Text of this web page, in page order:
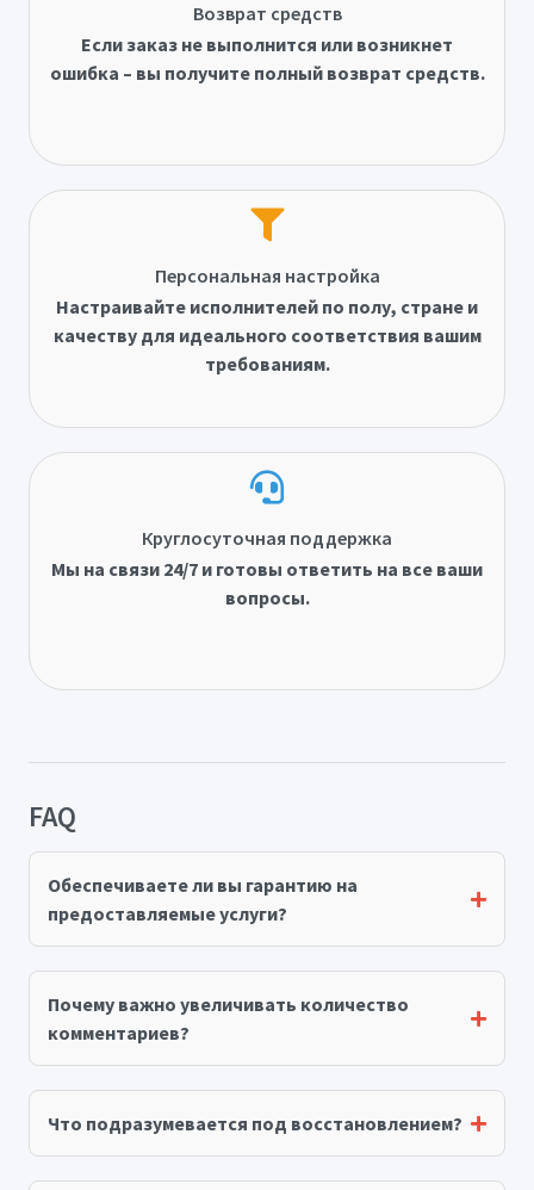
Возврат средств
Если заказ не выполнится или возникнет
ошибка – вы получите полный возврат средств.
Персональная настройка
Настраивайте исполнителей по полу, стране и
качеству для идеального соответствия вашим
требованиям.
Круглосуточная поддержка
Мы на связи 24/7 и готовы ответить на все ваши
вопросы.
FAQ
Обеспечиваете ли вы гарантию на
предоставляемые услуги?
Почему важно увеличивать количество
комментариев?
Что подразумевается под восстановлением?